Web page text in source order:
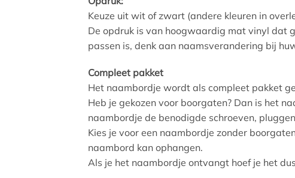
Keuze uit wit of zwart (andere kleuren in
De opdruk is van hoogwaardig mat vinyl dat
passen is, denk aan naamsverandering bij
Compleet pakket
Het naambordje wordt als compleet pakket
Heb je gekozen voor boorgaten? Dan is het
naambordje de benodigde schroeven,
Kies je voor een naambordje zonder
naambord kan ophangen.
Als je het naambordje ontvangt hoef je het